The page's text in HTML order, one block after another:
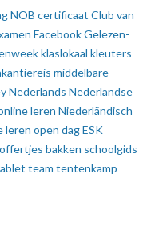
NOB certificaat Club van
FacebookGelezen-
klaslokaal kleuters
middelbare
Nederlands Nederlandse
leren Niederländisch
leren open dag ESK
bakken schoolgids
team tentenkamp